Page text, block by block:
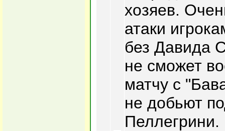
хозяев.
атаки
без Давида
не сможет
матчу с
не добьют
Пеллегрини.